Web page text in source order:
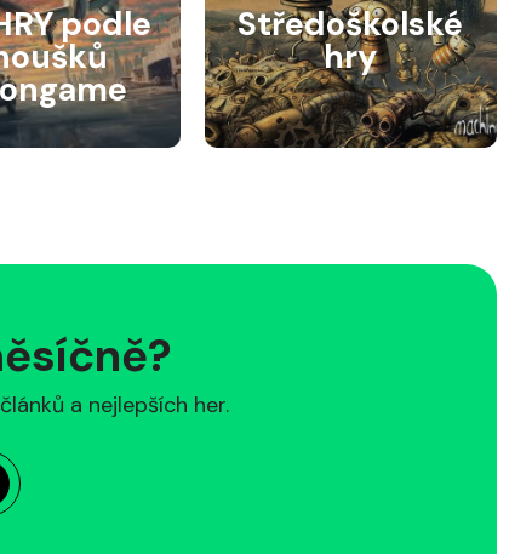
podle Středoškolské
hry
a nejlepších her.